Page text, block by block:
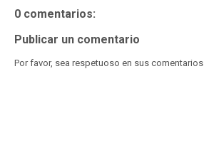
0 comentarios:
Publicar un comentario
Por favor, sea respetuoso en sus comentarios.